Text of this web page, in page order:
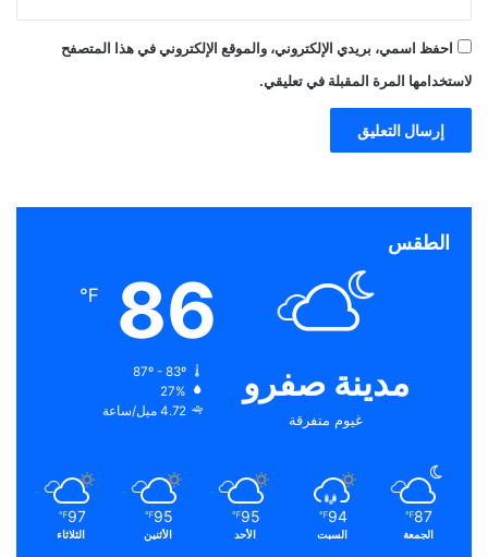
احفظ اسمي، بريدي الإلكتروني، والموقع الإلكتروني في هذا المتصفح
لاستخدامها المرة المقبلة في تعليقي.
الطقس
مدينة صفرو
غيوم متفرقة
86
℉
87º - 83º
27%
4.72 ميل/ساعة
87
℉
الجمعة
94
℉
السبت
95
℉
الأحد
95
℉
الأثنين
97
℉
الثلاثاء